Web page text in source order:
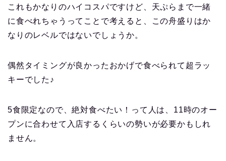
これもかなりのハイコスパですけど、天ぷらまで一緒
に食べれちゃうってことで考えると、この舟盛りはか
なりのレベルではないでしょうか。
偶然タイミングが良かったおかげで食べられて超ラッ
キーでした♪
5食限定なので、絶対食べたい！って人は、11時のオー
プンに合わせて入店するくらいの勢いが必要かもしれ
ません。